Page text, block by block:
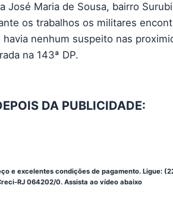
José Maria de Sousa, bairro
os trabalhos os militares
nenhum suspeito nas
na 143ª DP.
DA PUBLICIDADE:
e excelentes condições de pagamento. Ligue:
RJ 064202/0. Assista ao vídeo abaixo